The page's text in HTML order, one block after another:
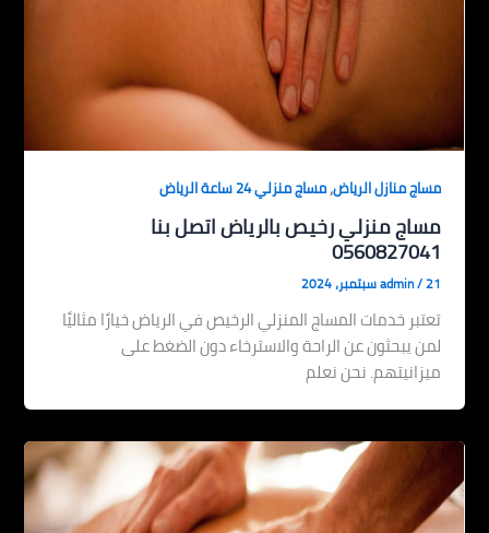
مساج منازل الرياض,مساج منزلي 24 ساعة الرياض
مساج منزلي رخيص بالرياض اتصل بنا
0560827041
admin/21 سبتمبر، 2024
تعتبر خدمات المساج المنزلي الرخيص في الرياض خيارًا مثاليًا
لمن يبحثون عن الراحة والاسترخاء دون الضغط على
ميزانيتهم. نحن نعلم